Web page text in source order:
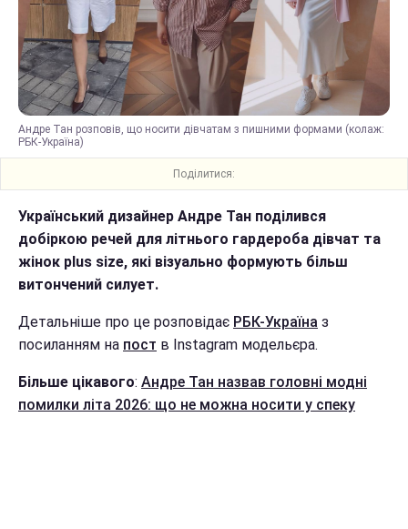
Андре Тан розповів, що носити дівчатам з пишними формами (колаж:
РБК-Україна)
Поділитися:
Український дизайнер Андре Тан поділився
добіркою речей для літнього гардероба дівчат та
жінок plus size, які візуально формують більш
витончений силует.
Детальніше про це розповідає РБК-Україна з
посиланням на пост в Instagram модельєра.
Більше цікавого: Андре Тан назвав головні модні
помилки літа 2026: що не можна носити у спеку